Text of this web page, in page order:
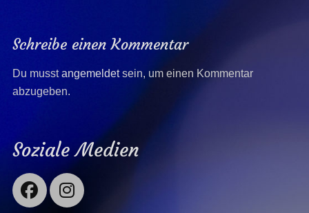
Schreibe einen Kommentar
Du musstangemeldetsein, um einen Kommentar
abzugeben.
Soziale Medien
Facebook
Instagram